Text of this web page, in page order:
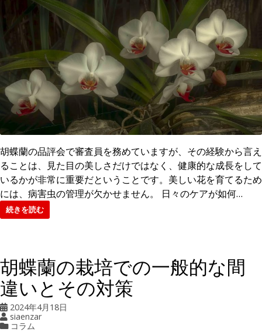
胡蝶蘭の品評会で審査員を務めていますが、その経験から言え
ることは、見た目の美しさだけではなく、健康的な成長をして
いるかが非常に重要だということです。美しい花を育てるため
には、病害虫の管理が欠かせません。 日々のケアが如何…
続きを読む
胡蝶蘭の栽培での一般的な間
違いとその対策
2024年4月18日
siaenzar
コラム